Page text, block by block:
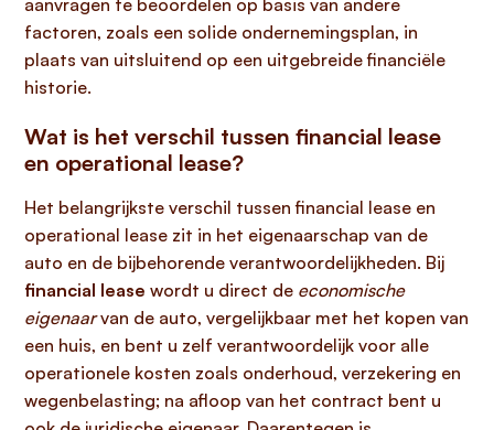
aanvragen te beoordelen op basis van andere
factoren, zoals een solide ondernemingsplan, in
plaats van uitsluitend op een uitgebreide financiële
historie.
Wat is het verschil tussen financial lease
en operational lease?
Het belangrijkste verschil tussen financial lease en
operational lease zit in het eigenaarschap van de
auto en de bijbehorende verantwoordelijkheden. Bij
financial lease wordt u direct de economische
eigenaarvan de auto, vergelijkbaar met het kopen van
een huis, en bent u zelf verantwoordelijk voor alle
operationele kosten zoals onderhoud, verzekering en
wegenbelasting; na afloop van het contract bent u